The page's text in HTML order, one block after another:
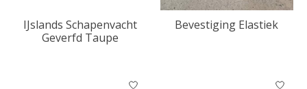
IJslands Schapenvacht
Geverfd Taupe
Bevestiging Elastiek